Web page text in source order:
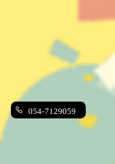
054-7129059